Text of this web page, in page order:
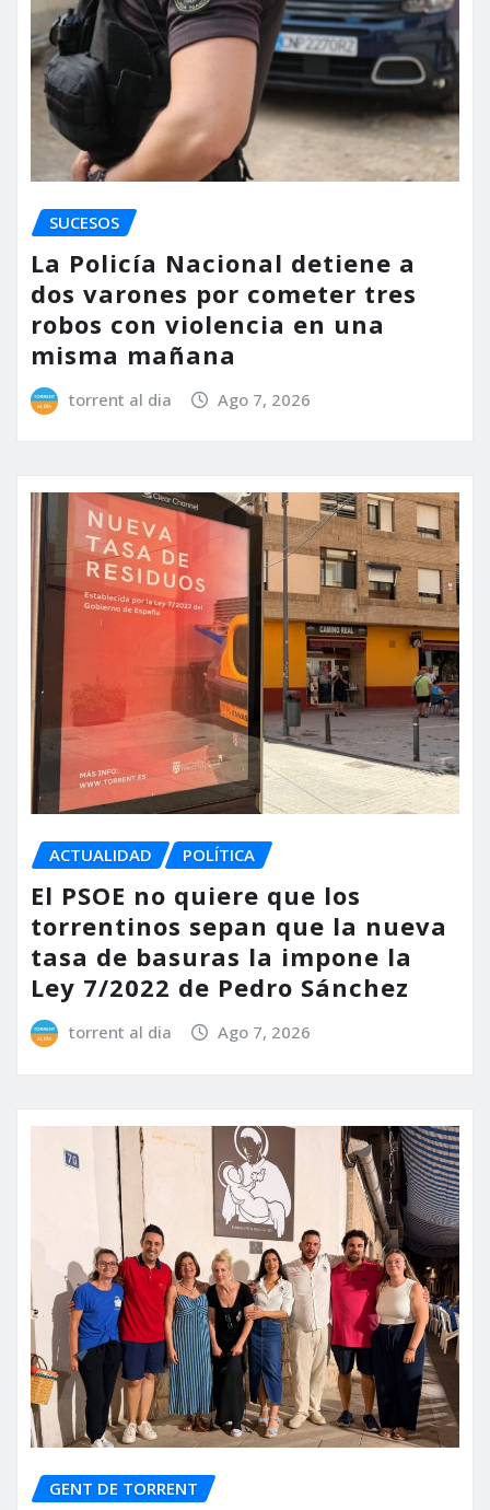
SUCESOS
La Policía Nacional detiene a
dos varones por cometer tres
robos con violencia en una
misma mañana
torrent al dia Ago 7, 2026
ACTUALIDAD POLÍTICA
El PSOE no quiere que los
torrentinos sepan que la nueva
tasa de basuras la impone la
Ley 7/2022 de Pedro Sánchez
torrent al dia Ago 7, 2026
GENT DE TORRENT